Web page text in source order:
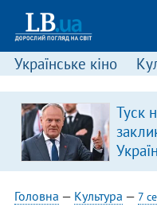
Українське кіно
Туск
Головна — Культура — 7